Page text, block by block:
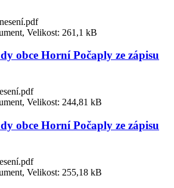
Velikost: 261,1 kB
obce Horní Počaply ze zápisu
Velikost: 244,81 kB
obce Horní Počaply ze zápisu
Velikost: 255,18 kB